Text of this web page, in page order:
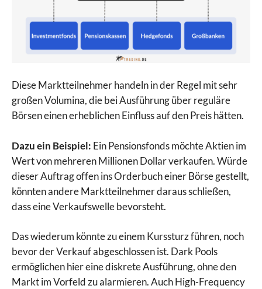
Diese Marktteilnehmer handeln in der Regel mit sehr
großen Volumina, die bei Ausführung über reguläre
Börsen einen erheblichen Einfluss auf den Preis hätten.
Dazu ein Beispiel: Ein Pensionsfonds möchte Aktien im
Wert von mehreren Millionen Dollar verkaufen. Würde
dieser Auftrag offen ins Orderbuch einer Börse gestellt,
könnten andere Marktteilnehmer daraus schließen,
dass eine Verkaufswelle bevorsteht.
Das wiederum könnte zu einem Kurssturz führen, noch
bevor der Verkauf abgeschlossen ist. Dark Pools
ermöglichen hier eine diskrete Ausführung, ohne den
Markt im Vorfeld zu alarmieren. Auch High-Frequency